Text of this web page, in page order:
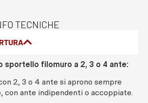
TECNICHE
sportello filomuro a 2, 3 o 4 ante:
2, 3 o 4 ante si aprono sempre
, con ante indipendenti o accoppiate.